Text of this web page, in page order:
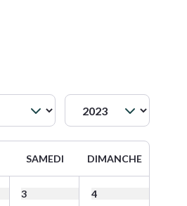
SAMEDI DIMANCHE
3 4